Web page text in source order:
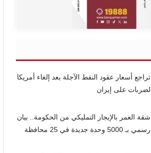
تراجع أسعار عقود النفط الآجلة بعد إلغاء أمريكا
لضربات على إيران
شقة العمر بالإيجار التمليكي من الحكومة.. بيان
رسمي بـ 5000 وحدة جديدة في 25 محافظة